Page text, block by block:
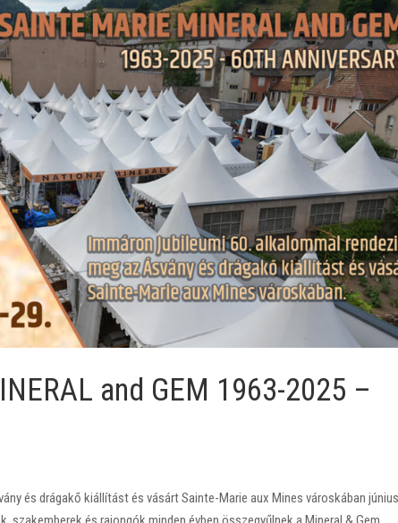
and GEM 1963-2025 –
és drágakő kiállítást és vásárt Sainte-Marie aux Mines városkában